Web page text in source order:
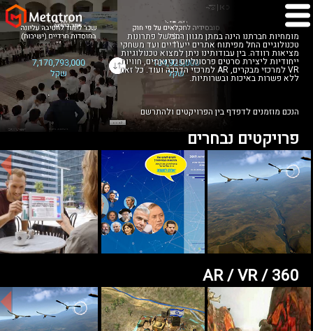
מומחיות חברתנו הינה במתן מגוון רחב של פתרונות
טכנולוגיים החל מפיתוח אתרים ייעודיים ועד משחקי
מציאות רוודה. בין עבודותינו ניתן למצוא טכנולוגיות
ייחודיות ליצירת סרטים פרסונליים ודינאמים, חוויות
VR למרכזי מבקרים, AR למרכזי הדרכה ועוד. כל זאת
ללא פשרות באיכות ובשרותיות.
הנכם מוזמנים לדפדף בין הפרויקטים ולהתרשם
פרויקטים נבחרים
AR / VR / 360